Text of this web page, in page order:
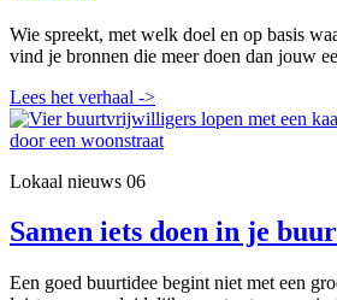
Wie spreekt, met welk doel en op basis
vind je bronnen die meer doen dan jouw
Lees het verhaal ->
Lokaal nieuws 06
Samen iets doen in je
Een goed buurtidee begint niet met een